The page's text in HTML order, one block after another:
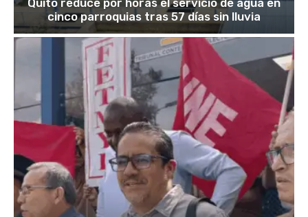
cinco parroquias tras 57 días sin lluvia